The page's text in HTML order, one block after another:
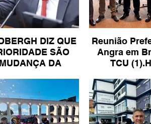
DIZ QUE
SÃO
DA
DE IR
Reunião
Angra em
TCU